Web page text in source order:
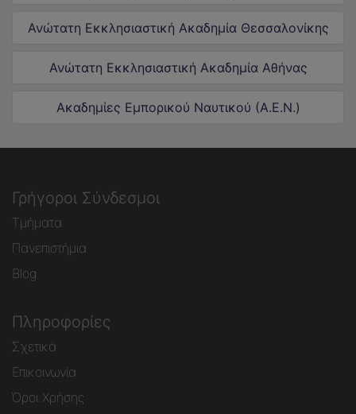
Ανώτατη Εκκλησιαστική Ακαδημία Θεσσαλονίκης
Ανώτατη Εκκλησιαστική Ακαδημία Αθήνας
Ακαδημίες Εμπορικού Ναυτικού (Α.Ε.Ν.)
Γρήγοροι Σύνδεσμοι
Τμήματα
Πανεπιστήμια
Blog
Πληροφορίες
Σχετικά
Επικοινωνία
Όροι Χρήσης